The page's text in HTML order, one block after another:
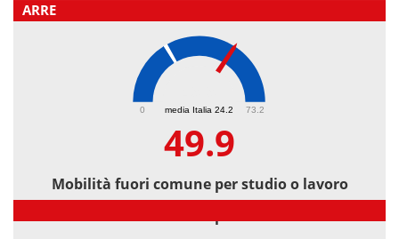
ARRE
media Italia 24.2
0 73.2
49.9
Mobilità fuori comune per studio o lavoro